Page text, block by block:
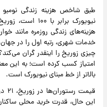
هزینه‌های زندگی روزمره مانند
خدمات شهری، رتبه اول را در
بالاتر از خط مبنای نیویورک است.